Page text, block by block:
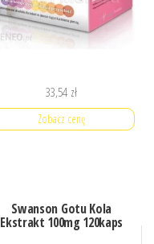
33,54 zł
Zobacz cenę
Swanson Gotu Kola
Ekstrakt 100mg 120kaps